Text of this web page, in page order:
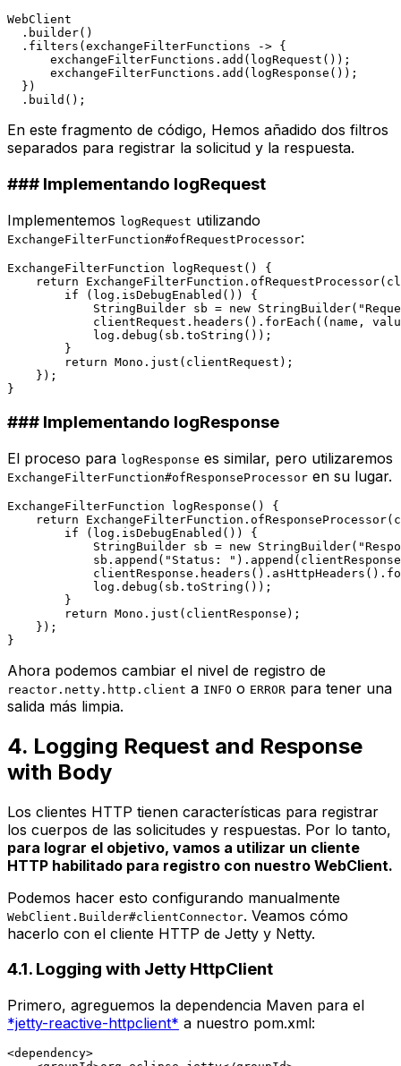
WebClient
  .builder()
  .filters(exchangeFilterFunctions -> {
      exchangeFilterFunctions.add(logRequest());
      exchangeFilterFunctions.add(logResponse());
  })
En este fragmento de código, Hemos añadido dos filtros
separados para registrar la solicitud y la respuesta.
### Implementando logRequest
Implementemos logRequest utilizando
ExchangeFilterFunction#ofRequestProcessor:
ExchangeFilterFunction logRequest ()
{
return
if (log.isDebugEnabled()) {
StringBuilder sb = new StringBuilder(
clientRequest.headers().forEach((name,
            log.debug(sb.toString());
        }
return Mono.just(clientRequest);
    });
### Implementando logResponse
El proceso para logResponse es similar, pero utilizaremos
ExchangeFilterFunction#ofResponseProcessor en su lugar.
ExchangeFilterFunction logResponse ()
{
return
if (log.isDebugEnabled()) {
StringBuilder sb = new StringBuilder(
            sb.append(
"Status: "
            log.debug(sb.toString());
        }
return Mono.just(clientResponse);
    });
Ahora podemos cambiar el nivel de registro de
reactor.netty.http.client a INFO o ERROR para tener una
salida más limpia.
4. Logging Request and Response
with Body
Los clientes HTTP tienen características para registrar
los cuerpos de las solicitudes y respuestas. Por lo tanto,
para lograr el objetivo, vamos a utilizar un cliente
HTTP habilitado para registro con nuestro WebClient.
Podemos hacer esto configurando manualmente
WebClient.Builder#clientConnector. Veamos cómo
hacerlo con el cliente HTTP de Jetty y Netty.
4.1. Logging with Jetty HttpClient
Primero, agreguemos la dependencia Maven para el
*jetty-reactive-httpclient* a nuestro pom.xml:
<dependency>